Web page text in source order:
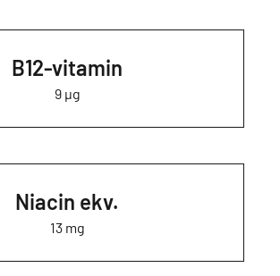
B12-vitamin
9 µg
Niacin ekv.
13 mg